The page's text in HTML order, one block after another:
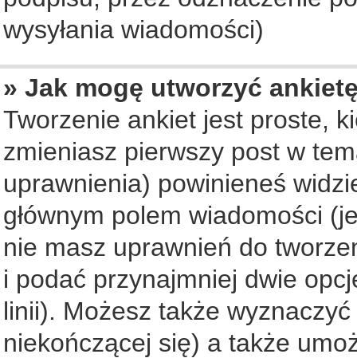
wysyłania wiadomości)
» Jak mogę utworzyć
Tworzenie ankiet jest proste,
zmieniasz pierwszy post w
uprawnienia) powinieneś
głównym polem wiadomości
nie masz uprawnień do
i podać przynajmniej dwie
linii). Możesz także
niekończącej się) a także